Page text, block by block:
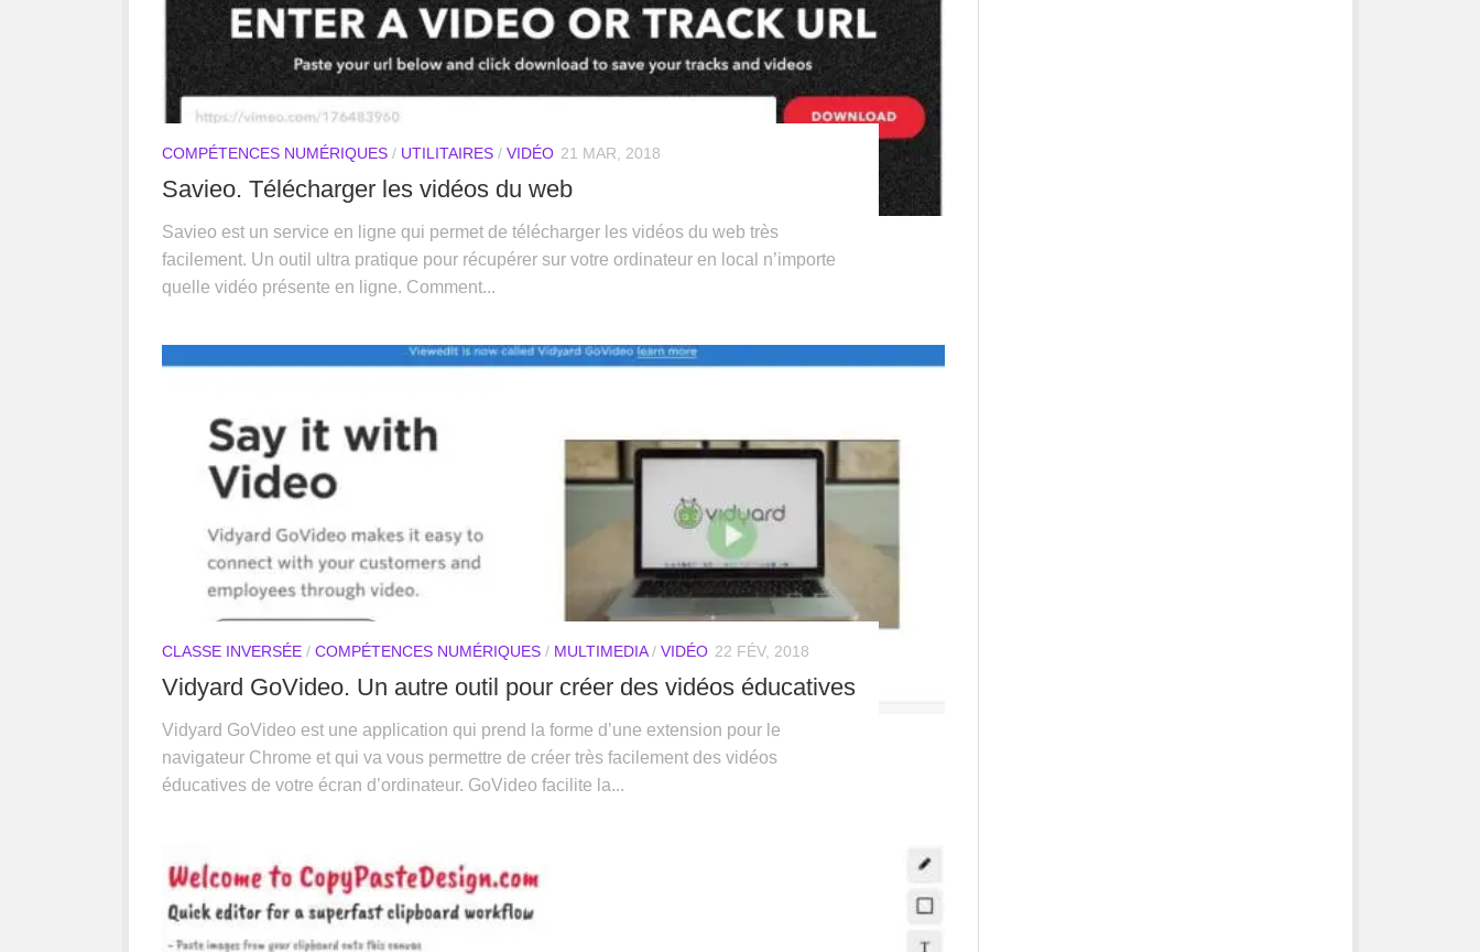
COMPÉTENCES NUMÉRIQUES/ UTILITAIRES/ VIDÉO 21 MAR, 2018
Savieo. Télécharger les vidéos du web
Savieo est un service en ligne qui permet de télécharger les vidéos du web très
facilement. Un outil ultra pratique pour récupérer sur votre ordinateur en local n’importe
quelle vidéo présente en ligne. Comment...
CLASSE INVERSÉE/ COMPÉTENCES NUMÉRIQUES/ MULTIMEDIA/ VIDÉO 22 FÉV, 2018
Vidyard GoVideo. Un autre outil pour créer des vidéos éducatives
Vidyard GoVideo est une application qui prend la forme d’une extension pour le
navigateur Chrome et qui va vous permettre de créer très facilement des vidéos
éducatives de votre écran d’ordinateur. GoVideo facilite la...